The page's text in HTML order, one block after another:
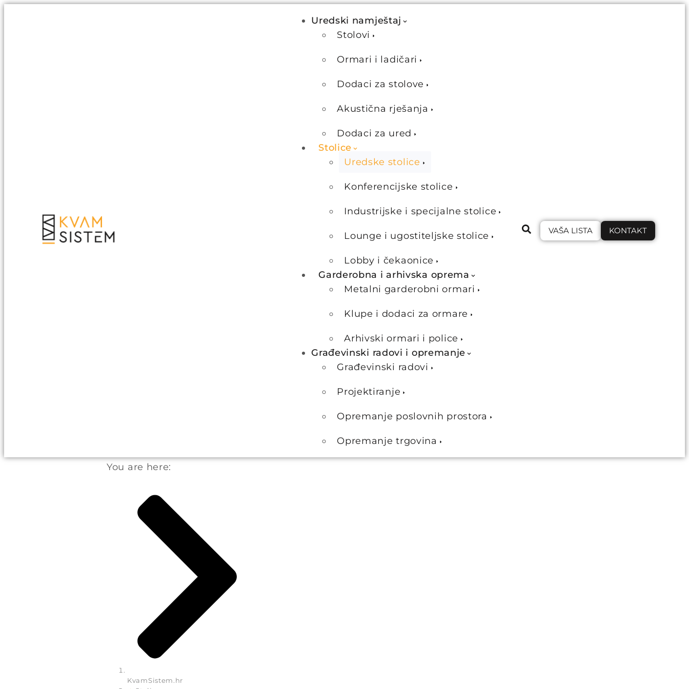
Uredski namještaj
Stolovi
Ormari i ladičari
Dodaci za stolove
Akustična rješanja
Dodaci za ured
Stolice
Uredske stolice
Konferencijske stolice
Industrijske i specijalne stolice
Lounge i ugostiteljske stolice
Lobby i čekaonice
Garderobna i arhivska oprema
Metalni garderobni ormari
Klupe i dodaci za ormare
Arhivski ormari i police
Građevinski radovi i opremanje
Građevinski radovi
Projektiranje
Opremanje poslovnih prostora
Opremanje trgovina
VAŠA LISTA KONTAKT
You are here:
KvamSistem.hr